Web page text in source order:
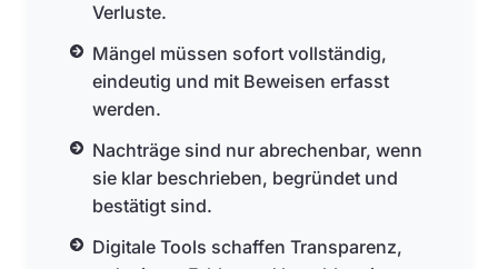
Verluste.
Mängel müssen sofort vollständig,
eindeutig und mit Beweisen erfasst
werden.
Nachträge sind nur abrechenbar, wenn
sie klar beschrieben, begründet und
bestätigt sind.
Digitale Tools schaffen Transparenz,